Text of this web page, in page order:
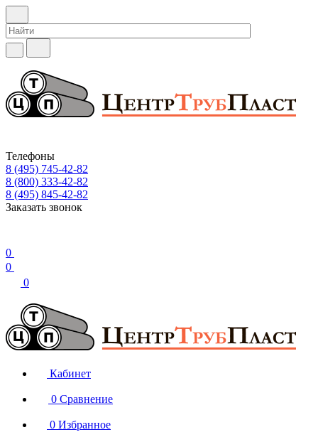
Телефоны
8 (495) 745-42-82
8 (800) 333-42-82
8 (495) 845-42-82
Заказать звонок
0
0
0
Кабинет
0 Сравнение
0 Избранное